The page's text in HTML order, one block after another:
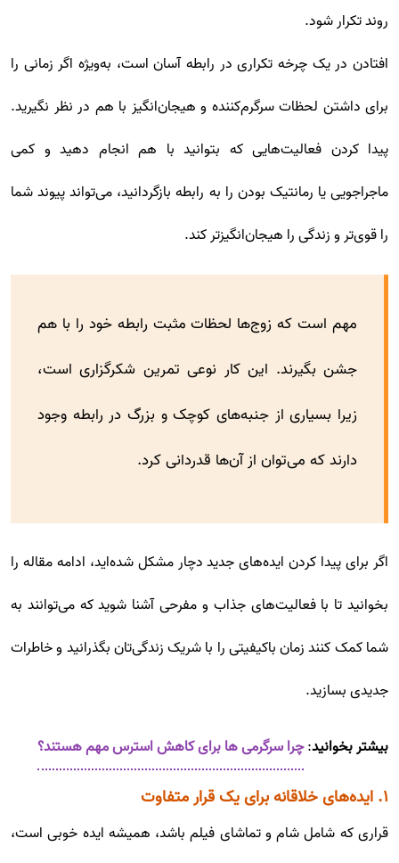
روند تکرار شود.
افتادن در یک چرخه تکراری در رابطه آسان است، به‌ویژه اگر زمانی را
برای داشتن لحظات سرگرم‌کننده و هیجان‌انگیز با هم در نظر نگیرید.
پیدا کردن فعالیت‌هایی که بتوانید با هم انجام دهید و کمی
ماجراجویی یا رمانتیک بودن را به رابطه بازگردانید، می‌تواند پیوند شما
را قوی‌تر و زندگی را هیجان‌انگیزتر کند.
مهم است که زوج‌ها لحظات مثبت رابطه خود را با هم
جشن بگیرند. این کار نوعی تمرین شکرگزاری است،
زیرا بسیاری از جنبه‌های کوچک و بزرگ در رابطه وجود
دارند که می‌توان از آن‌ها قدردانی کرد.
اگر برای پیدا کردن ایده‌های جدید دچار مشکل شده‌اید، ادامه مقاله را
بخوانید تا با فعالیت‌های جذاب و مفرحی آشنا شوید که می‌توانند به
شما کمک کنند زمان باکیفیتی را با شریک زندگی‌تان بگذرانید و خاطرات
جدیدی بسازید.
بیشتر بخوانید:چرا سرگرمی ها برای کاهش استرس مهم هستند؟
۱. ایده‌های خلاقانه برای یک قرار متفاوت
قراری که شامل شام و تماشای فیلم باشد، همیشه ایده خوبی است،